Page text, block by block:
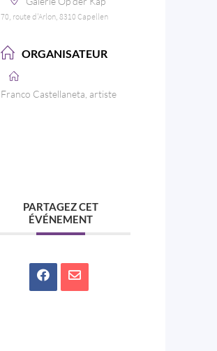
70, route d'Arlon, 8310 Capellen
ORGANISATEUR
Franco Castellaneta, artiste
PARTAGEZ CET
ÉVÉNEMENT